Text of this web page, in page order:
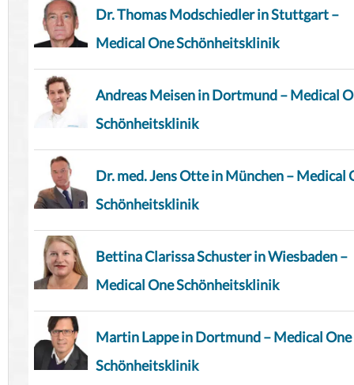
Dr. Thomas Modschiedler in Stuttgart –
Medical One Schönheitsklinik
Andreas Meisen in Dortmund – Medical
Schönheitsklinik
Dr. med. Jens Otte in München – Medical
Schönheitsklinik
Bettina Clarissa Schuster in Wiesbaden –
Medical One Schönheitsklinik
Martin Lappe in Dortmund – Medical One
Schönheitsklinik